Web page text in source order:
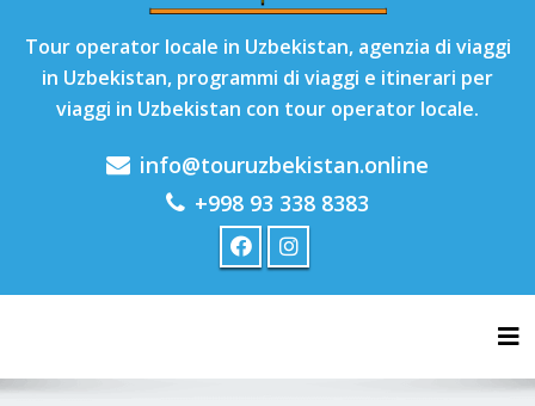
Tour operator locale in Uzbekistan, agenzia di viaggi
in Uzbekistan, programmi di viaggi e itinerari per
viaggi in Uzbekistan con tour operator locale.
info@touruzbekistan.online
+998 93 338 8383